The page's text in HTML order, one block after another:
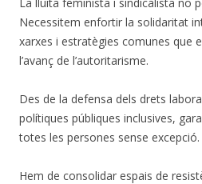
Necessitem enfortir la solidaritat
xarxes i estratègies comunes que
l’avanç de l’autoritarisme.
Des de la defensa dels drets
polítiques públiques inclusives,
totes les persones sense excepció.
Hem de consolidar espais de